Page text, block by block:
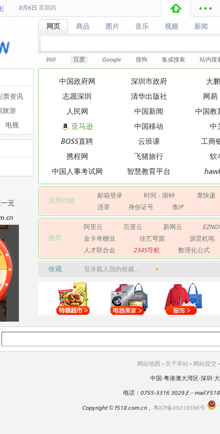
] 8月6日 星期四
网页
网页 商品
商品 图片
图片 音乐
音乐 视频
视频 新闻
新闻
360 百度 Google 搜狗 集成搜索 站内搜
中国政府网 深圳市政府 大
志愿深圳
清华出版社 网易
人民网
中国新闻 中国教
亚马逊
中国移动 中
BOSS直聘
云班课 工商
携程网
飞猪旅行 软
中国人事考试网
智慧教育平台
实用功能
邮箱登录 时间 · 闹钟 查快递
违章
身份证号 查IP
推荐
阿里云 百度云 新网云
金卡奇棚业
佳艺弯圆 源昆机电
人才联合会
2345导航 数理化公式
收藏 登录载入我的收藏… +
票资讯
旅游
电视
元
网站地图 - 关于本站 - 网站提交 -
中国·粤港澳大湾区·深圳·
电话：0755-3316 3029,E－
Copyright©f518.com.cn , 粤ICP备09218596号